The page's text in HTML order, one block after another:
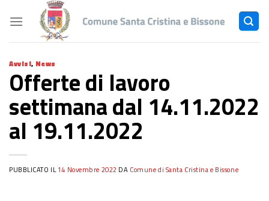
Avvisi, News
Offerte di lavoro
settimana dal 14.11.2022
al 19.11.2022
PUBBLICATO IL14 Novembre 2022 DA Comune di Santa Cristina e Bissone